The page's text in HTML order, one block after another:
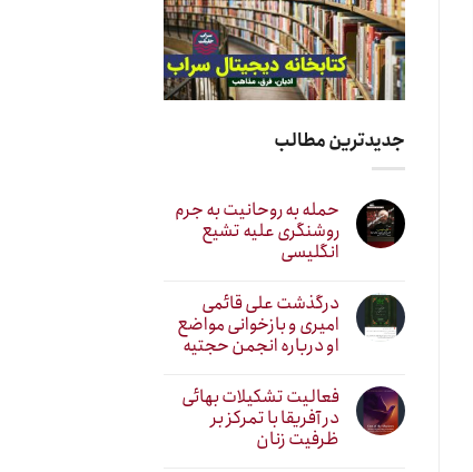
جدیدترین مطالب
حمله به روحانیت به جرم
روشنگری علیه تشیع
انگلیسی
درگذشت علی قائمی
امیری و بازخوانی مواضع
او درباره انجمن حجتیه
فعالیت تشکیلات بهائی
در آفریقا با تمرکز بر
ظرفیت زنان